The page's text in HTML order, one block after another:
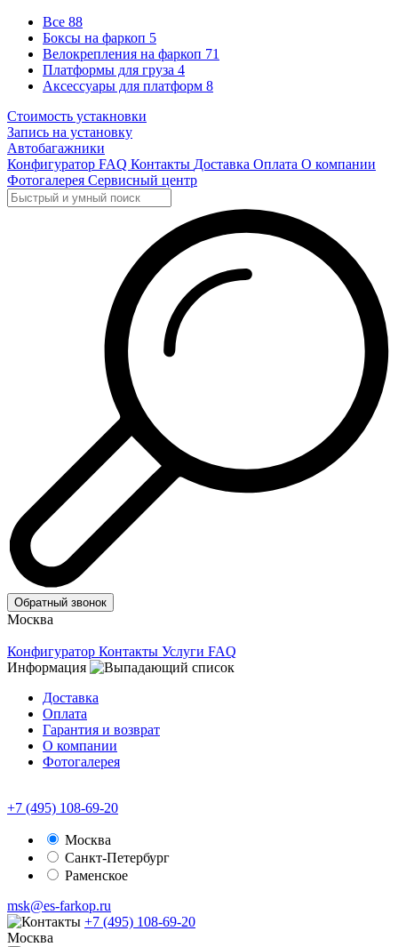
Все 88
Боксы на фаркоп 5
Велокрепления на фаркоп 71
Платформы для груза 4
Аксессуары для платформ 8
Стоимость устакновки
Запись на установку
Автобагажники
Конфигуратор FAQ Контакты Доставка Оплата О компании
Фотогалерея Сервисный центр
Обратный звонок
Москва
Конфигуратор Контакты Услуги FAQ
Информация
Доставка
Оплата
Гарантия и возврат
О компании
Фотогалерея
+7 (495) 108-69-20
Москва
Санкт-Петербург
Раменское
msk@es-farkop.ru
+7 (495) 108-69-20
Москва